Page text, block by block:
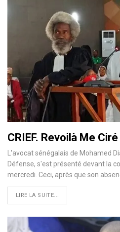
CRIEF. Revoilà Me
L'avocat sénégalais de Mohamed
Défense, s'est présenté devant la
mercredi. Ceci, après que son
LIRE LA SUITE...